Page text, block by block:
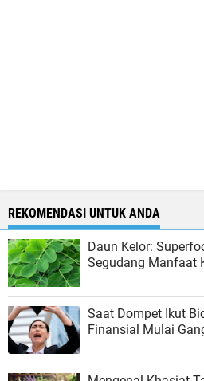
REKOMENDASI UNTUK ANDA
Daun Kelor:
Segudang Manfaat
Saat Dompet Ikut
Finansial Mulai